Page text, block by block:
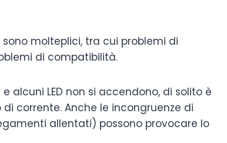
molteplici, tra cui problemi di
di compatibilità.
alcuni LED non si accendono, di solito è
corrente. Anche le incongruenze di
allentati) possono provocare lo